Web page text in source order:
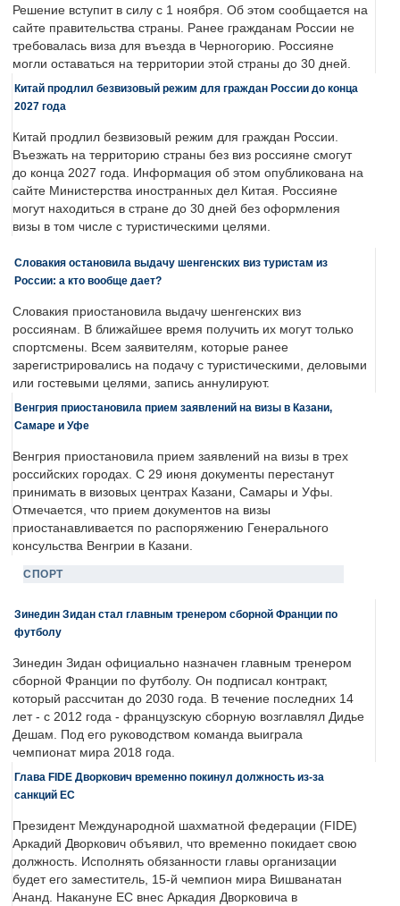
Решение вступит в силу с 1 ноября. Об этом сообщается на
сайте правительства страны. Ранее гражданам России не
требовалась виза для въезда в Черногорию. Россияне
могли оставаться на территории этой страны до 30 дней.
Китай продлил безвизовый режим для граждан России до конца
2027 года
Китай продлил безвизовый режим для граждан России.
Въезжать на территорию страны без виз россияне смогут
до конца 2027 года. Информация об этом опубликована на
сайте Министерства иностранных дел Китая. Россияне
могут находиться в стране до 30 дней без оформления
визы в том числе с туристическими целями.
Словакия остановила выдачу шенгенских виз туристам из
России: а кто вообще дает?
Словакия приостановила выдачу шенгенских виз
россиянам. В ближайшее время получить их могут только
спортсмены. Всем заявителям, которые ранее
зарегистрировались на подачу с туристическими, деловыми
или гостевыми целями, запись аннулируют.
Венгрия приостановила прием заявлений на визы в Казани,
Самаре и Уфе
Венгрия приостановила прием заявлений на визы в трех
российских городах. С 29 июня документы перестанут
принимать в визовых центрах Казани, Самары и Уфы.
Отмечается, что прием документов на визы
приостанавливается по распоряжению Генерального
консульства Венгрии в Казани.
СПОРТ
Зинедин Зидан стал главным тренером сборной Франции по
футболу
Зинедин Зидан официально назначен главным тренером
сборной Франции по футболу. Он подписал контракт,
который рассчитан до 2030 года. В течение последних 14
лет - с 2012 года - французскую сборную возглавлял Дидье
Дешам. Под его руководством команда выиграла
чемпионат мира 2018 года.
Глава FIDE Дворкович временно покинул должность из-за
санкций ЕС
Президент Международной шахматной федерации (FIDE)
Аркадий Дворкович объявил, что временно покидает свою
должность. Исполнять обязанности главы организации
будет его заместитель, 15-й чемпион мира Вишванатан
Ананд. Накануне ЕС внес Аркадия Дворковича в